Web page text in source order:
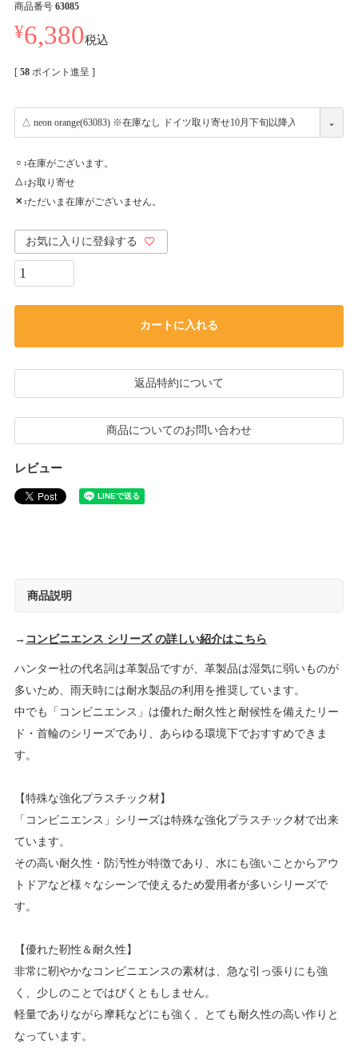
商品番号 63085
¥6,380税込
[ 58 ポイント進呈 ]
○ 在庫がございます。
△ お取り寄せ
✕ ただいま在庫がございません。
お気に入りに登録する
カートに入れる
返品特約について
商品についてのお問い合わせ
レビュー
商品説明
→ コンビニエンス シリーズ の詳しい紹介はこちら
ハンター社の代名詞は革製品ですが、革製品は湿気に弱いものが
多いため、雨天時には耐水製品の利用を推奨しています。
中でも「コンビニエンス」は優れた耐久性と耐候性を備えたリー
ド・首輪のシリーズであり、あらゆる環境下でおすすめできま
す。
【特殊な強化プラスチック材】
「コンビニエンス」シリーズは特殊な強化プラスチック材で出来
ています。
その高い耐久性・防汚性が特徴であり、水にも強いことからアウ
トドアなど様々なシーンで使えるため愛用者が多いシリーズで
す。
【優れた靭性＆耐久性】
非常に靭やかなコンビニエンスの素材は、急な引っ張りにも強
く、少しのことではびくともしません。
軽量でありながら摩耗などにも強く、とても耐久性の高い作りと
なっています。